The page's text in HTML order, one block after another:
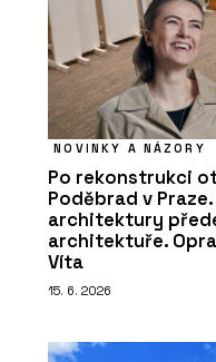
NOVINKY A NÁZORY
Po rekonstrukci
Poděbrad v
architektury
architektuře.
Víta
15. 6. 2026